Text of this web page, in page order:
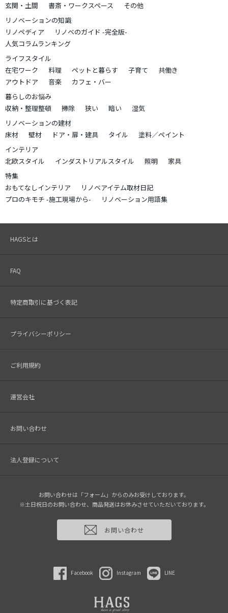
玄関・土間
書斎・ワークスペース
その他
リノベーションの知識
リノペディア
リノベのガイド -完全版-
人気コラムランキング
ライフスタイル
在宅ワーク
料理 ペットと暮らす 子育て
共働き
アウトドア
音楽
カフェ・バー
暮らしのお悩み
収納・整理整頓
掃除 狭い 暗い
湿気
リノベーションの建材
床材
壁材 ドア・扉・建具 タイル
塗料／ペイント
インテリア
北欧スタイル
インダストリアルスタイル 照明
家具
特集
おもてなしインテリア
リノベアイテム取材日記
プロのキモチ -施工現場から-
リノベーション用語集
HAGSとは
FAQ
特定商取引に基づく表記
プライバシーポリシー
ご利用規約
運営会社
お問い合わせ
法人登録について
お問い合わせは「フォーム」からのみお受けしております。
※土日祝日のお問い合わせ、商品発送はお休みさせていただいております。
お問い合わせ
Facebook Instagram LINE